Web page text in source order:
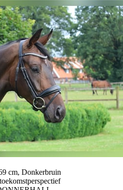
cm, Donkerbruin